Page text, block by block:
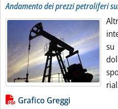
Andamento dei prezzi petroliferi
su
Lista allegati PDF alla
Grafico Greggi